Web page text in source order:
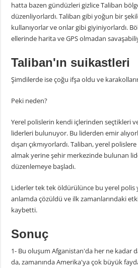
hatta bazen gündüzleri gizlice Taliban
düzenliyorlardı. Taliban gibi yoğun bir
kullanıyorlar ve onlar gibi giyiniyorlardı.
ellerinde harita ve GPS olmadan
Taliban'ın suikastleri
Şimdilerde ise çoğu ifşa oldu ve
Peki neden?
Yerel polislerin kendi içlerinden seçtikleri
liderleri bulunuyor. Bu liderden emir
dışarı çıkmıyorlardı. Taliban, yerel
almak yerine şehir merkezinde bulunan
düzenlemeye başladı.
Liderler tek tek öldürülünce bu yerel polis
anlamda çözüldü ve ilk zamanlarındaki
kaybetti.
Sonuç
1- Bu oluşum Afganistan'da her ne kadar
da, zamanında Amerika'ya çok büyük